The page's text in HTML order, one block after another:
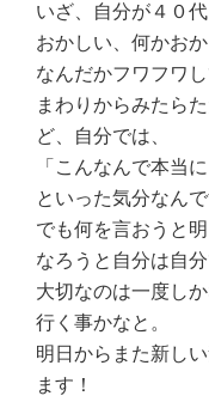
いざ、自分が４０
おかしい、何かおか
なんだかフワフワ
まわりからみたら
ど、自分では、
「こんなんで本当
といった気分なんで
でも何を言おうと
なろうと自分は自分
大切なのは一度し
行く事かなと。
明日からまた新し
ます！